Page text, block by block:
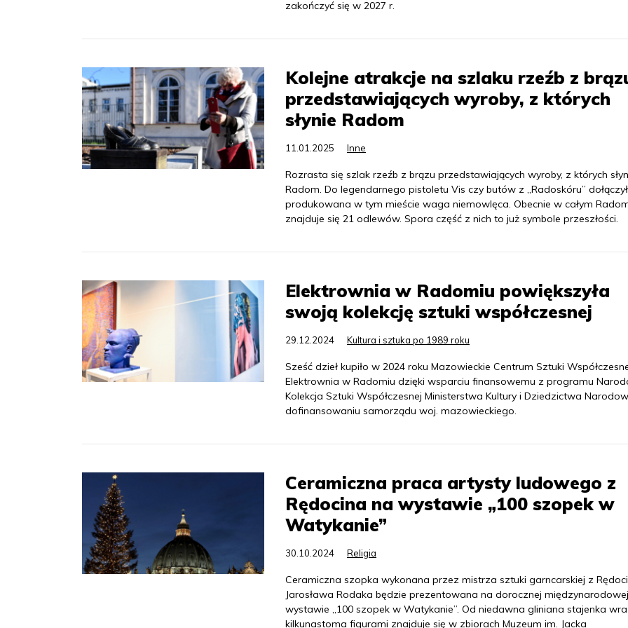
zakończyć się w 2027 r.
Kolejne atrakcje na szlaku rzeźb z
przedstawiających wyroby, z których
słynie Radom
11.01.2025 Inne
Rozrasta się szlak rzeźb z brązu przedstawiających wyroby, z których
Radom. Do legendarnego pistoletu Vis czy butów z „Radoskóru”
produkowana w tym mieście waga niemowlęca. Obecnie w całym
znajduje się 21 odlewów. Spora część z nich to już symbole przeszłości.
Elektrownia w Radomiu powiększyła
swoją kolekcję sztuki współczesnej
29.12.2024 Kultura i sztuka po 1989 roku
Sześć dzieł kupiło w 2024 roku Mazowieckie Centrum Sztuki
Elektrownia w Radomiu dzięki wsparciu finansowemu z programu
Kolekcja Sztuki Współczesnej Ministerstwa Kultury i Dziedzictwa
dofinansowaniu samorządu woj. mazowieckiego.
Ceramiczna praca artysty ludowego z
Rędocina na wystawie „100 szopek w
Watykanie”
30.10.2024 Religia
Ceramiczna szopka wykonana przez mistrza sztuki garncarskiej z
Jarosława Rodaka będzie prezentowana na dorocznej międzynarodowej
wystawie „100 szopek w Watykanie”. Od niedawna gliniana stajenka
kilkunastoma figurami znajduje się w zbiorach Muzeum im. Jacka